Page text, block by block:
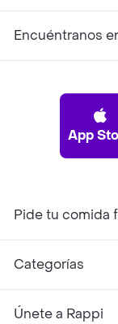
Encuéntranos
App
Pide tu comida
Categorías
Únete a Rappi